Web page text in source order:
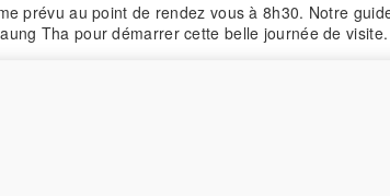
prévu au point de rendez vous à 8h30. Notre
Tha pour démarrer cette belle journée de visite.